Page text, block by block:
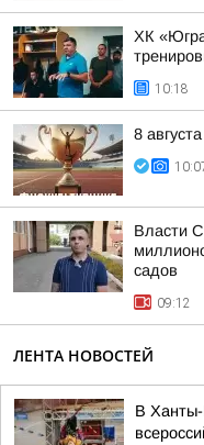
ХК
10:18
8
Власти
садов
09:12
ЛЕНТА НОВОСТЕЙ
В